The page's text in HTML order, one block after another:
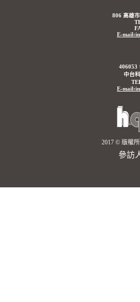
806 高雄
E-
406053
中台
E-
2017 © 版權
參訪